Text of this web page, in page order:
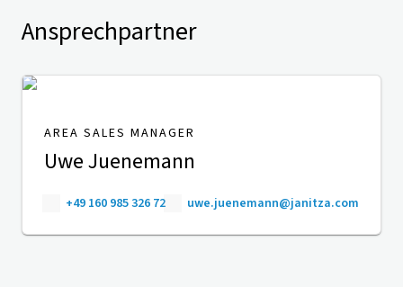
Ansprechpartner
AREA SALES MANAGER
Uwe Juenemann
+49 160 985 326 72 uwe.juenemann@janitza.com